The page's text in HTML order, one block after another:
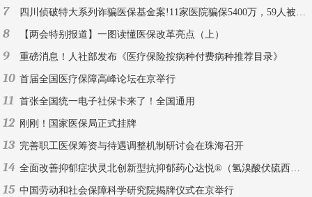
7 四川侦破特大系列诈骗医保基金案!11家医院骗保5400万，59人被刑拘！
8 【两会特别报道】一图读懂医保改革亮点（上）
9 重磅消息！人社部发布《医疗保险按病种付费病种推荐目录》
10 首届全国医疗保障高峰论坛在京举行
11 首张全国统一电子社保卡来了！全国通用
12 刚刚！国家医保局正式挂牌
13 完善职工医保筹资与待遇调整机制研讨会在珠海召开
14 全面改善抑郁症状灵北创新型抗抑郁药心达悦®（氢溴酸伏硫西汀片）中国上市
15 中国劳动和社会保障科学研究院揭牌仪式在京举行